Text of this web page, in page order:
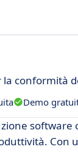
la conformità
Demo